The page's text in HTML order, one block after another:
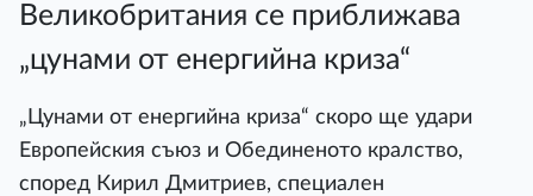
Великобритания се приближава
„цунами от енергийна криза“
„Цунами от енергийна криза“ скоро ще удари
Европейския съюз и Обединеното кралство,
според Кирил Дмитриев, специален